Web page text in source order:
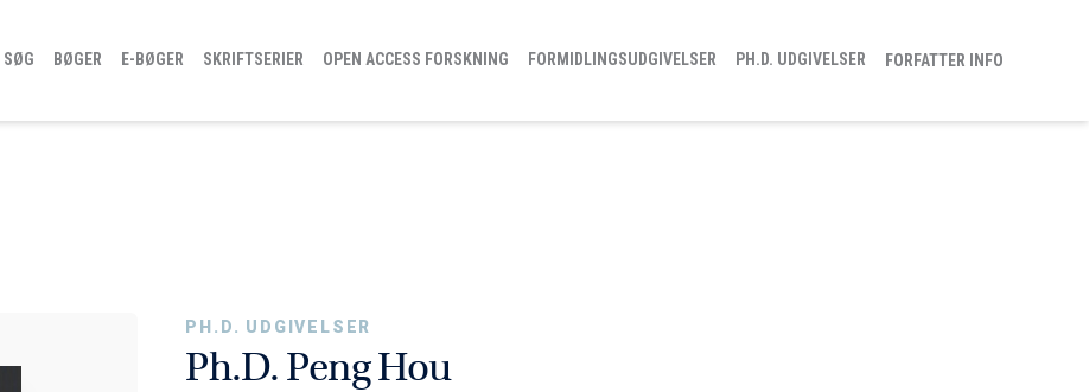
SØG BØGER E-BØGER SKRIFTSERIER OPEN ACCESS FORSKNING FORMIDLINGSUDGIVELSER PH.D. UDGIVELSER FORFATTER INFO
PH.D. UDGIVELSER
Ph.D. Peng Hou